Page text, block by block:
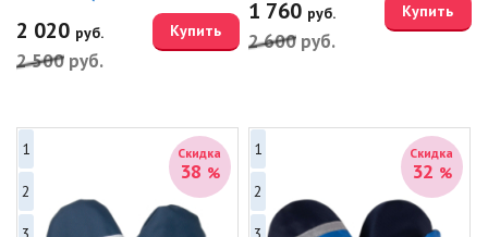
2 020 руб.
2 500 руб.
Купить
1 760 руб.
2 600 руб.
Купить
Скидка
38 %
1
2
Скидка
32 %
1
2